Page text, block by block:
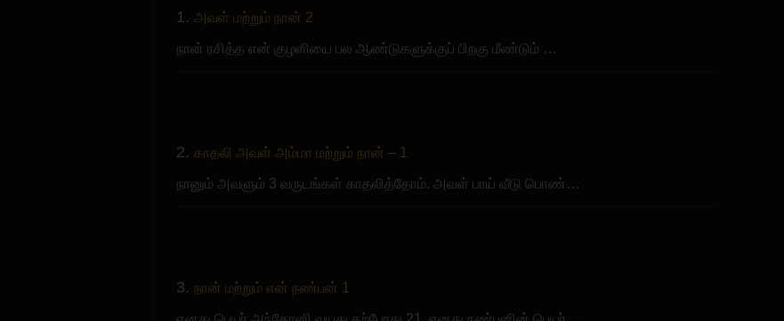
1. அவள் மற்றும் நான் 2
நான் ரசித்த என் குழளியை பல ஆண்டுகளுக்குப் பிறகு மீண்டும் …
2. காதலி அவள் அம்மா மற்றும் நான் – 1
நானும் அவளும் 3 வருடங்கள் காதலித்தோம். அவள் பாய் வீடு பொண்…
3. நான் மற்றும் என் நண்பன் 1